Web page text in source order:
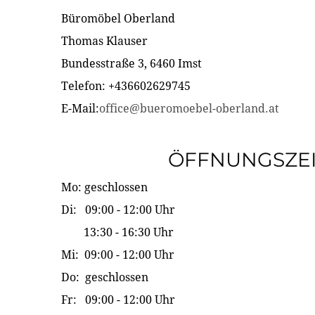
Büromöbel Oberland
Thomas Klauser
Bundesstraße 3, 6460 Imst
Telefon: +436602629745
E-Mail:office@bueromoebel-oberland.at
Mo: geschlossen
Di: 09:00 - 12:00 Uhr
13:30 - 16:30 Uhr
Mi: 09:00 - 12:00 Uhr
Do: geschlossen
Fr: 09:00 - 12:00 Uhr